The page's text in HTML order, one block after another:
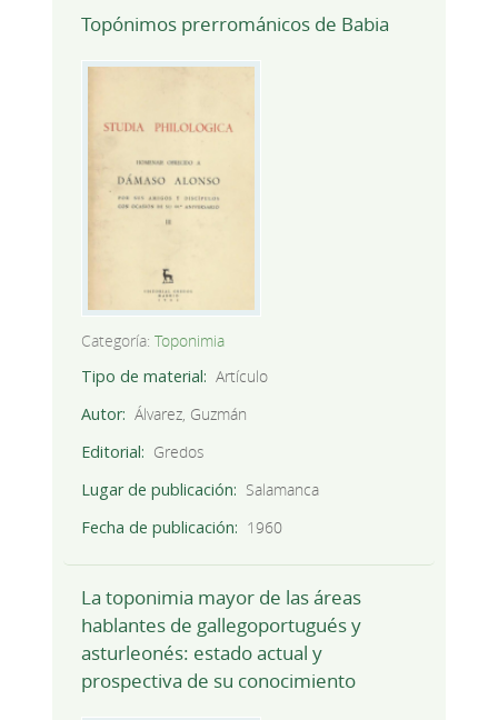
Topónimos prerrománicos de Babia
Categoría: Toponimia
Tipo de material
Artículo
Autor
Álvarez, Guzmán
Editorial
Gredos
Lugar de publicación
Salamanca
Fecha de publicación
1960
La toponimia mayor de las áreas
hablantes de gallegoportugués y
asturleonés: estado actual y
prospectiva de su conocimiento